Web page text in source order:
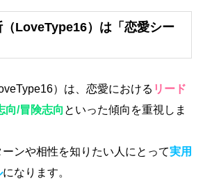
（LoveType16）は「恋愛シー
）は、恋愛における リード
向/冒険志向 といった傾向を重視しま
ンや相性を知りたい人にとって実用
になります。